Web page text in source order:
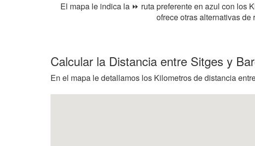
El mapa le indica la ⏩ ruta preferente en azul con los
ofrece otras alternativas
Calcular la Distancia entre Sitges y
En el mapa le detallamos los Kilometros de distancia